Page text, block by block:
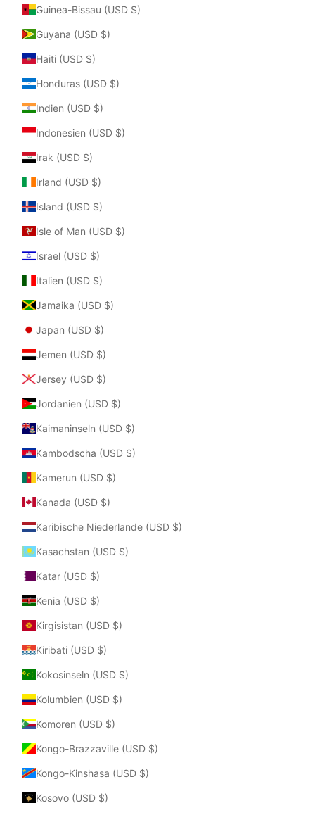
Guinea-Bissau (USD $)
Guyana (USD $)
Haiti (USD $)
Honduras (USD $)
Indien (USD $)
Indonesien (USD $)
Irak (USD $)
Irland (USD $)
Island (USD $)
Isle of Man (USD $)
Israel (USD $)
Italien (USD $)
Jamaika (USD $)
Japan (USD $)
Jemen (USD $)
Jersey (USD $)
Jordanien (USD $)
Kaimaninseln (USD $)
Kambodscha (USD $)
Kamerun (USD $)
Kanada (USD $)
Karibische Niederlande (USD $)
Kasachstan (USD $)
Katar (USD $)
Kenia (USD $)
Kirgisistan (USD $)
Kiribati (USD $)
Kokosinseln (USD $)
Kolumbien (USD $)
Komoren (USD $)
Kongo-Brazzaville (USD $)
Kongo-Kinshasa (USD $)
Kosovo (USD $)